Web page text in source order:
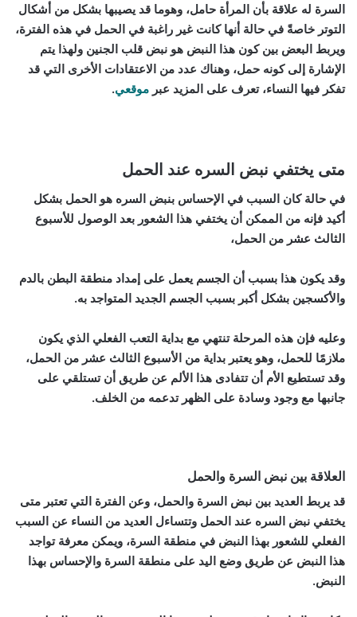
السرة له علاقة بأن المرأة حامل، وهوما قد يصيبها بشكل من أشكال
التوتر خاصةً في حالة أنها كانت غير راغبة في الحمل في هذه الفترة،
ويربط البعض بين كون هذا النبض هو نبض قلب الجنين ولهذا يتم
الإشارة إلى كونه حمل، وهناك عدد من الاعتقادات الأخرى التي قد
تفكر فيها النساء، تعرف على المزيد عبر موقعي.
متى يختفي نبض السره عند الحمل
في حالة كان السبب في الإحساس بنبض السره هو الحمل بشكل
أكيد فإنه من الممكن أن يختفي هذا الشعور بعد الوصول للأسبوع
الثالث عشر من الحمل،
وقد يكون هذا بسبب أن الجسم يعمل على إمداد منطقة البطن بالدم
والأكسجين بشكل أكبر بسبب الجسم الجديد المتواجد به.
وعليه فإن هذه المرحلة تنتهي مع بداية التعب الفعلي الذي يكون
ملازمًا للحمل، وهو يعتبر بداية من الأسبوع الثالث عشر من الحمل،
وقد تستطيع الأم أن تتفادى هذا الألم عن طريق أن تستلقي على
جانبها مع وجود وسادة على الظهر تدعمه من الخلف.
العلاقة بين نبض السرة والحمل
قد يربط العديد بين نبض السرة والحمل، وعن الفترة التي تعتبر متى
يختفي نبض السره عند الحمل وتتساءل العديد من النساء عن السبب
الفعلي للشعور بهذا النبض في منطقة السرة، ويمكن معرفة تواجد
هذا النبض عن طريق وضع اليد على منطقة السرة والإحساس بهذا
النبض.